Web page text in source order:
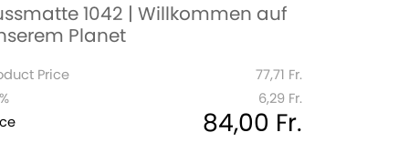
1042 | Willkommen auf
Planet
Price
77,71 Fr.
6,29 Fr.
84,00 Fr.